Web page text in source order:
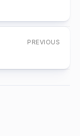
PREVIOUS